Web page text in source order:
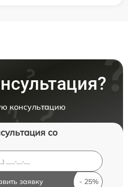
консультацию
со
заявку